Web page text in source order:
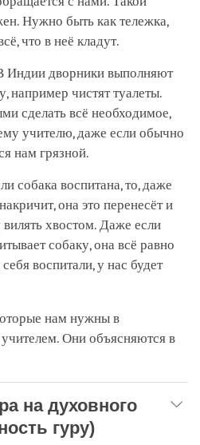
Нужно быть как тележка,
что в неё кладут.
Индии дворники выполняют
например чистят туалеты.
сделать всё необходимое,
учителю, даже если обычно
нам грязной.
собака воспитана, то, даже
она это перенесёт и
хвостом. Даже если
собаку, она всё равно
воспитали, у нас будет
нам нужны в
Они объясняются в
на духовного
гуру)